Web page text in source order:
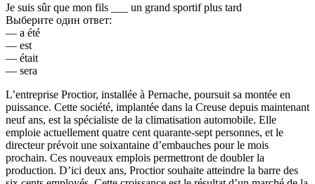
Je suis sûr que mon fils ___ un grand sportif plus tard
Выберите один ответ:
— a été
— est
— était
— sera
L’entreprise Proctior, installée à Pernache, poursuit sa montée en
puissance. Cette société, implantée dans la Creuse depuis maintenant
neuf ans, est la spécialiste de la climatisation automobile. Elle
emploie actuellement quatre cent quarante-sept personnes, et le
directeur prévoit une soixantaine d’embauches pour le mois
prochain. Ces nouveaux emplois permettront de doubler la
production. D’ici deux ans, Proctior souhaite atteindre la barre des